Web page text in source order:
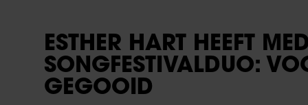
ESTHER HART HEEFT
SONGFESTIVALDUO:
GEGOOID